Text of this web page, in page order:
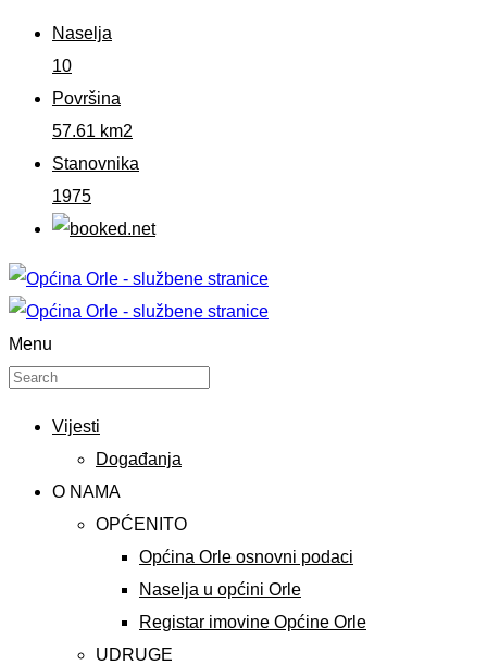
Naselja
10
Površina
57.61 km2
Stanovnika
1975
Menu
Vijesti
Događanja
O NAMA
OPĆENITO
Općina Orle osnovni podaci
Naselja u općini Orle
Registar imovine Općine Orle
UDRUGE